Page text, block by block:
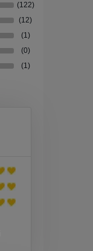
(122)
(12)
(1)
(0)
(1)